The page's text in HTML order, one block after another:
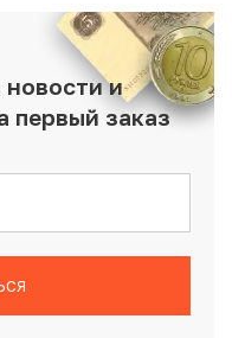
и
первый заказ